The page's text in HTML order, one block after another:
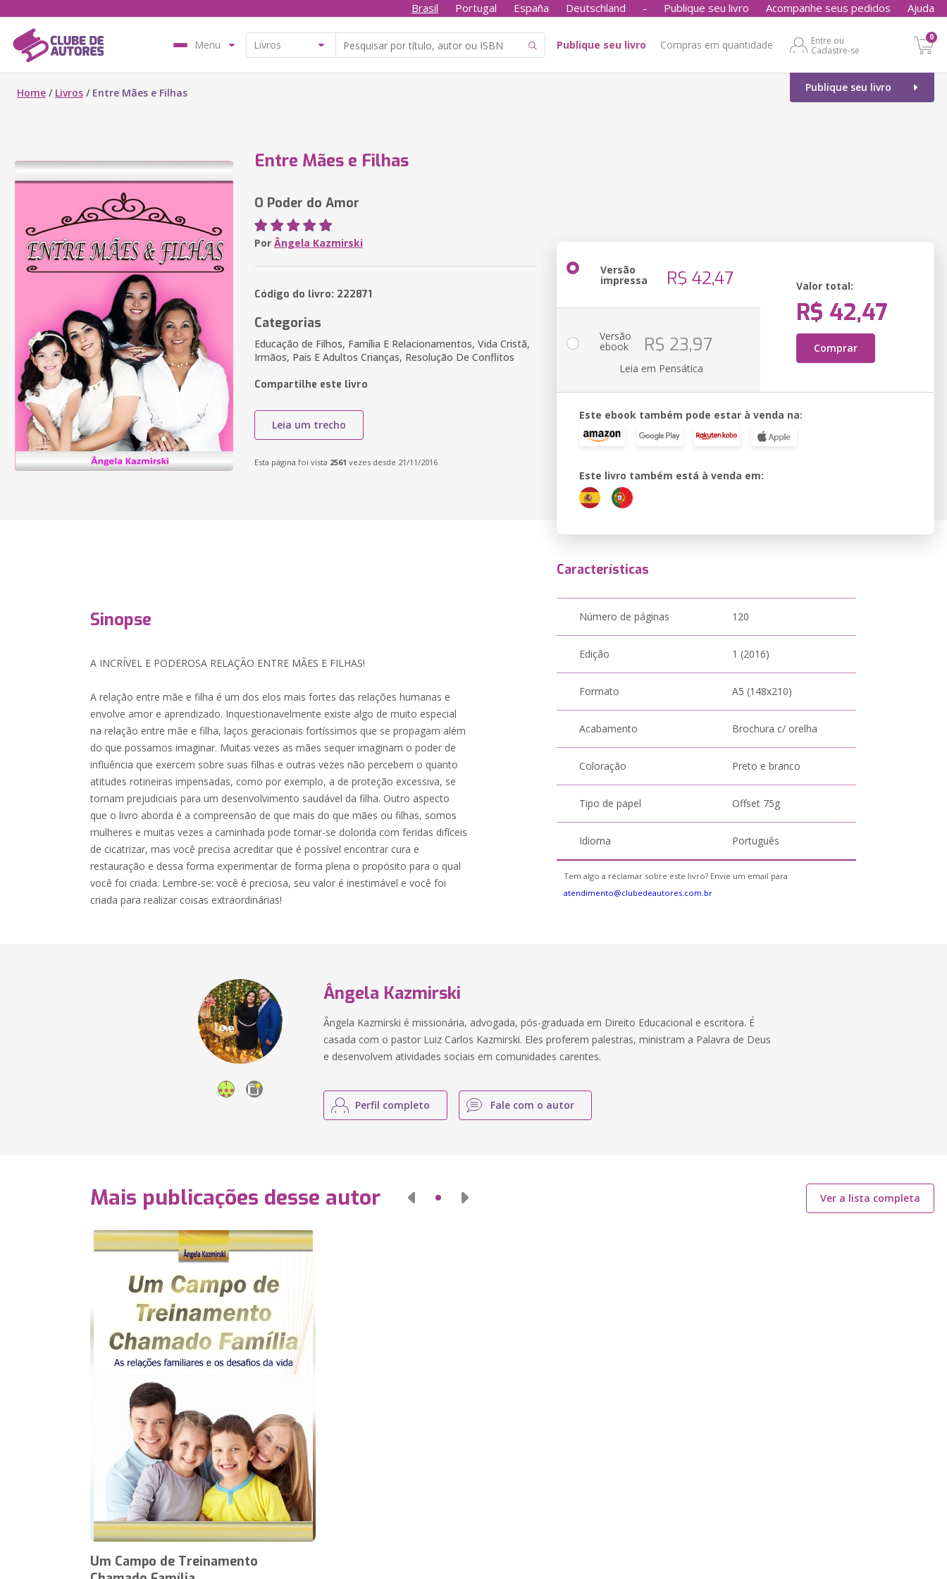
Brasil Portugal España Deutschland - Publique seu livro Acompanhe seus pedidos Ajuda
Menu Publique seu livro Compras em quantidade
Entre ou
Cadastre-se
0
Publique seu livro
Home / Livros / Entre Mães e Filhas
Entre Mães e Filhas
O Poder do Amor
Por Ângela Kazmirski
Código do livro: 222871
Categorias
Educação de Filhos, Família E Relacionamentos, Vida Cristã,
Irmãos, Pais E Adultos Crianças, Resolução De Conflitos
Compartilhe este livro
Leia um trecho
Esta página foi vista 2561 vezes desde 21/11/2016
Versão
impressa R$ 42,47 Valor total:
R$ 42,47
Comprar
Versão
ebook R$ 23,97
Leia em Pensática
Este ebook também pode estar à venda na:
Este livro também está à venda em:
Sinopse
A INCRÍVEL E PODEROSA RELAÇÃO ENTRE MÃES E FILHAS!
A relação entre mãe e filha é um dos elos mais fortes das relações humanas e
envolve amor e aprendizado. Inquestionavelmente existe algo de muito especial
na relação entre mãe e filha, laços geracionais fortíssimos que se propagam além
do que possamos imaginar. Muitas vezes as mães sequer imaginam o poder de
influência que exercem sobre suas filhas e outras vezes não percebem o quanto
atitudes rotineiras impensadas, como por exemplo, a de proteção excessiva, se
tornam prejudiciais para um desenvolvimento saudável da filha. Outro aspecto
que o livro aborda é a compreensão de que mais do que mães ou filhas, somos
mulheres e muitas vezes a caminhada pode tornar-se dolorida com feridas difíceis
de cicatrizar, mas você precisa acreditar que é possível encontrar cura e
restauração e dessa forma experimentar de forma plena o propósito para o qual
você foi criada. Lembre-se: você é preciosa, seu valor é inestimável e você foi
criada para realizar coisas extraordinárias!
Características
Número de páginas 120
Edição 1 (2016)
Formato A5 (148x210)
Acabamento Brochura c/ orelha
Coloração Preto e branco
Tipo de papel Offset 75g
Idioma Português
Tem algo a reclamar sobre este livro? Envie um email para
atendimento@clubedeautores.com.br
Ângela Kazmirski
Ângela Kazmirski é missionária, advogada, pós-graduada em Direito Educacional e escritora. É
casada com o pastor Luiz Carlos Kazmirski. Eles proferem palestras, ministram a Palavra de Deus
e desenvolvem atividades sociais em comunidades carentes.
Perfil completo Fale com o autor
Mais publicações desse autor Ver a lista completa
Um Campo de Treinamento